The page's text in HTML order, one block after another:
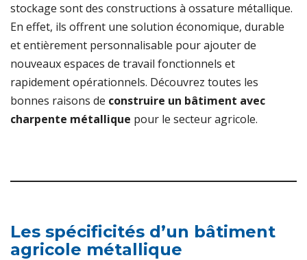
stockage sont des constructions à ossature métallique.
En effet, ils offrent une solution économique, durable
et entièrement personnalisable pour ajouter de
nouveaux espaces de travail fonctionnels et
rapidement opérationnels. Découvrez toutes les
bonnes raisons de construire un bâtiment avec
charpente métallique pour le secteur agricole.
Les spécificités d’un bâtiment
agricole métallique